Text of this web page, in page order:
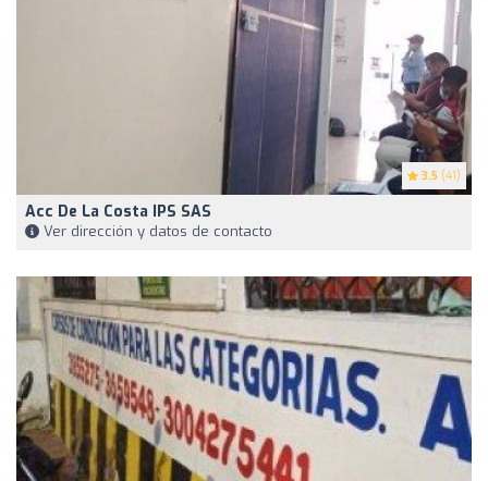
3.5 (41)
Acc De La Costa IPS SAS
Ver dirección y datos de contacto